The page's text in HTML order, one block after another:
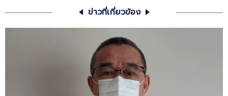
ข่าวที่เกี่ยวข้อง